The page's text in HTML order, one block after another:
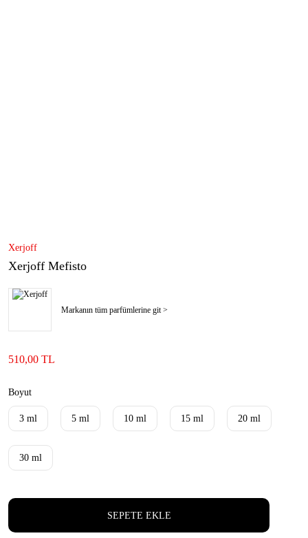
Xerjoff
Xerjoff Mefisto
Markanın tüm parfümlerine git >
510,00 TL
Boyut
3 ml 5 ml 10 ml 15 ml 20 ml
30 ml
SEPETE EKLE